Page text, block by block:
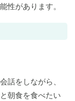
性があります。
話をしながら、
朝食を食べたい